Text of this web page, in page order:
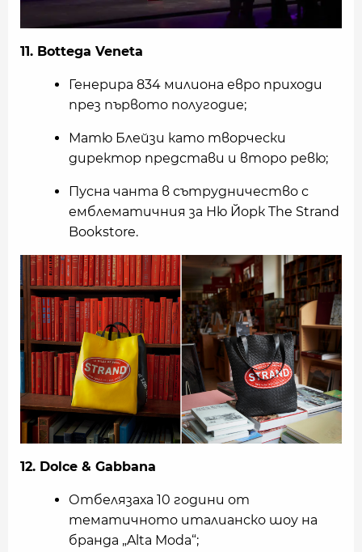
11. Bottega Veneta
Генерира 834 милиона евро приходи
през първото полугодие;
Матю Блейзи като творчески
директор представи и второ ревю;
Пусна чанта в сътрудничество с
емблематичния за Ню Йорк The Strand
Bookstore.
12. Dolce & Gabbana
Отбелязаха 10 години от
тематичното италианско шоу на
бранда „Alta Moda“;